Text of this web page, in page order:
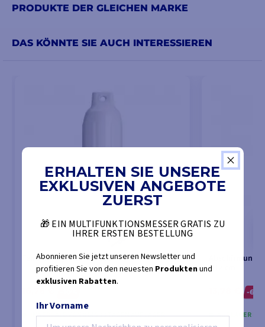
PRODUKTE DER GLEICHEN MARKE
DAS KÖNNTE SIE AUCH INTERESSIEREN
Fender Polyform G1 weiß
18,62 €
INNERHALB VON 8 BIS 10 TAGEN AUF LAGER
Ø12 cm
-6%
AUF LAGER
ERHALTEN SIE UNSERE
EXKLUSIVEN ANGEBOTE
ZUERST
🎁 EIN MULTIFUNKTIONSMESSER GRATIS ZU
IHRER ERSTEN BESTELLUNG
Abonnieren Sie jetzt unseren Newsletter und
profitieren Sie von den neuesten Produktenund
exklusiven Rabatten.
Ihr Vorname